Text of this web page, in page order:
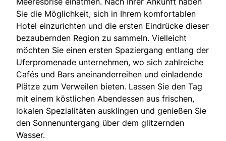
Sie die Möglichkeit, sich in Ihrem komfortablen
Hotel einzurichten und die ersten Eindrücke dieser
bezaubernden Region zu sammeln. Vielleicht
möchten Sie einen ersten Spaziergang entlang der
Uferpromenade unternehmen, wo sich zahlreiche
Cafés und Bars aneinanderreihen und einladende
Plätze zum Verweilen bieten. Lassen Sie den Tag
mit einem köstlichen Abendessen aus frischen,
lokalen Spezialitäten ausklingen und genießen Sie
den Sonnenuntergang über dem glitzernden
Wasser.